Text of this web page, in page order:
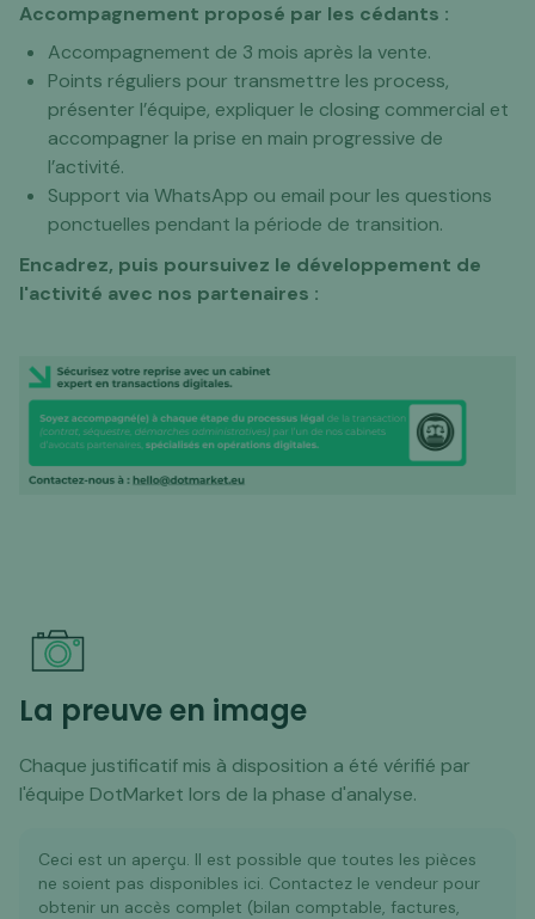
Accompagnement proposé par les cédants :
Accompagnement de 3 mois après la vente.
Points réguliers pour transmettre les process,
présenter l’équipe, expliquer le closing commercial et
accompagner la prise en main progressive de
l’activité.
Support via WhatsApp ou email pour les questions
ponctuelles pendant la période de transition.
Encadrez, puis poursuivez le développement de
l'activité avec nos partenaires :
La preuve en image
Chaque justificatif mis à disposition a été vérifié par
l'équipe DotMarket lors de la phase d'analyse.
Ceci est un aperçu. Il est possible que toutes les pièces
ne soient pas disponibles ici. Contactez le vendeur pour
obtenir un accès complet (bilan comptable, factures,